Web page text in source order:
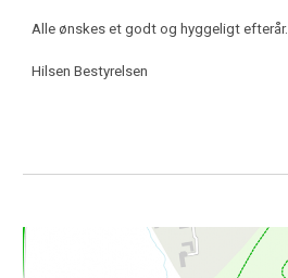
Alle ønskes et godt og hyggeligt efterår.
Hilsen Bestyrelsen